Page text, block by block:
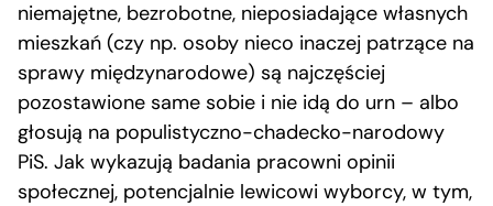
niemajętne, bezrobotne, nieposiadające własnych
mieszkań (czy np. osoby nieco inaczej patrzące na
sprawy międzynarodowe) są najczęściej
pozostawione same sobie i nie idą do urn – albo
głosują na populistyczno-chadecko-narodowy
PiS. Jak wykazują badania pracowni opinii
społecznej, potencjalnie lewicowi wyborcy, w tym,